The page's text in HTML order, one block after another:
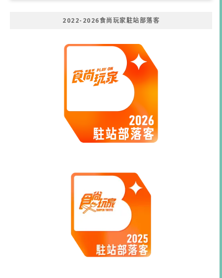
2022-2026食尚玩家駐站部落客